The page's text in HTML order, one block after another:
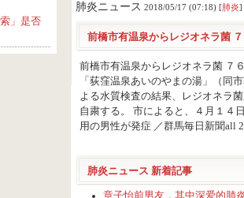
肺炎ニュース 2018/05/17 (07:18) [肺炎]
前橋市有温泉からレジオネラ菌
前橋市有温泉からレジオネラ菌 ７
「荻窪温泉あいのやまの湯」（同
よる水質検査の結果、レジオネラ
自粛する。 市によると、４月１４
用の男性が発症 ／群馬毎日新聞all
肺炎ニュース 新着記事
章子怡前男友，其中深爱的肺
」是否